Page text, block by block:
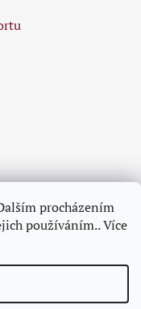
procházením
používáním.. Více